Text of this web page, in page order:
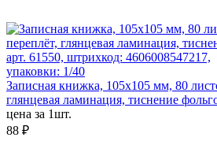
арт. 61550, штрихкод: 4606008547217,
упаковки: 1/40
Записная книжка, 105х105 мм, 80
глянцевая ламинация, тиснение
цена за 1шт.
88 ₽